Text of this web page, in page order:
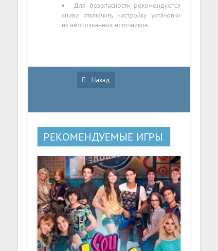
Для безопасности рекомендуется
снова отключить настройку установки
из неопознанных источников.
Назад
РЕКОМЕНДУЕМЫЕ ИГРЫ